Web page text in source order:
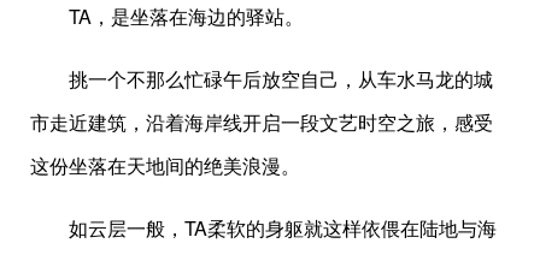
TA，是坐落在海边的驿站。
挑一个不那么忙碌午后放空自己，从车水马龙的城
市走近建筑，沿着海岸线开启一段文艺时空之旅，感受
这份坐落在天地间的绝美浪漫。
如云层一般，TA柔软的身躯就这样依偎在陆地与海